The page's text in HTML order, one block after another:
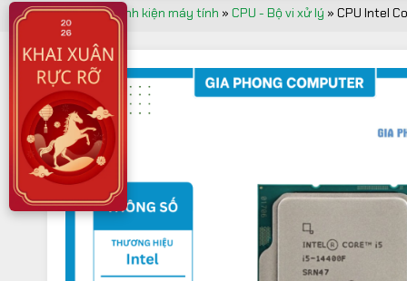
Trang chủ»Linh kiện máy tính » CPU - Bộ vi xử lý » CPU Intel